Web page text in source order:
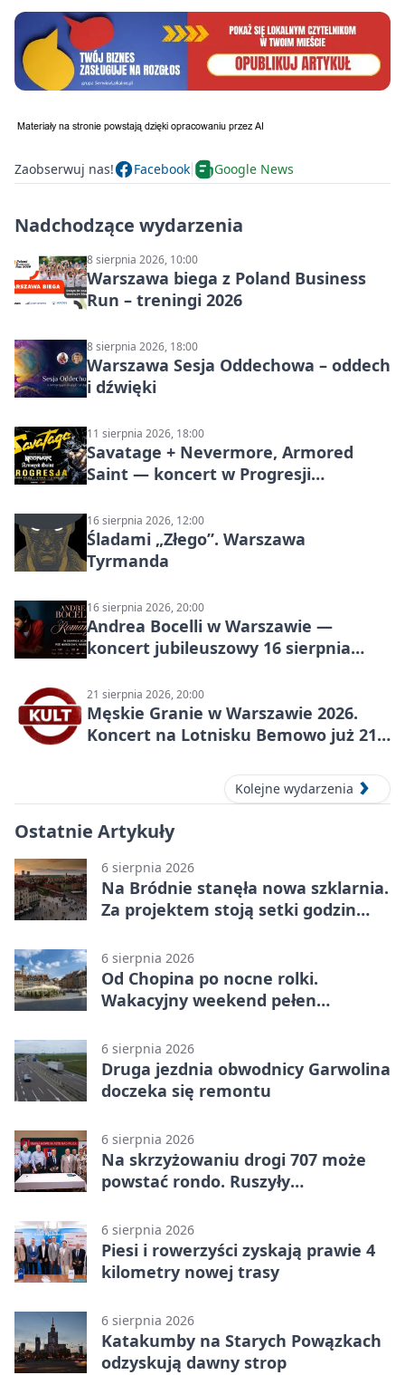
Zaobserwuj nas! Facebook Google News
Nadchodzące wydarzenia
8 sierpnia 2026, 10:00
Warszawa biega z Poland Business
Run – treningi 2026
8 sierpnia 2026, 18:00
Warszawa Sesja Oddechowa – oddech
i dźwięki
11 sierpnia 2026, 18:00
Savatage + Nevermore, Armored
Saint — koncert w Progresji
16 sierpnia 2026, 12:00
Śladami „Złego”. Warszawa
Tyrmanda
16 sierpnia 2026, 20:00
Andrea Bocelli w Warszawie —
koncert jubileuszowy 16 sierpnia
21 sierpnia 2026, 20:00
Męskie Granie w Warszawie 2026.
Koncert na Lotnisku Bemowo już 21
Kolejne wydarzenia
Ostatnie Artykuły
6 sierpnia 2026
Na Bródnie stanęła nowa szklarnia.
Za projektem stoją setki godzin
6 sierpnia 2026
Od Chopina po nocne rolki.
Wakacyjny weekend pełen
6 sierpnia 2026
Druga jezdnia obwodnicy Garwolina
doczeka się remontu
6 sierpnia 2026
Na skrzyżowaniu drogi 707 może
powstać rondo. Ruszyły
6 sierpnia 2026
Piesi i rowerzyści zyskają prawie 4
kilometry nowej trasy
6 sierpnia 2026
Katakumby na Starych Powązkach
odzyskują dawny strop